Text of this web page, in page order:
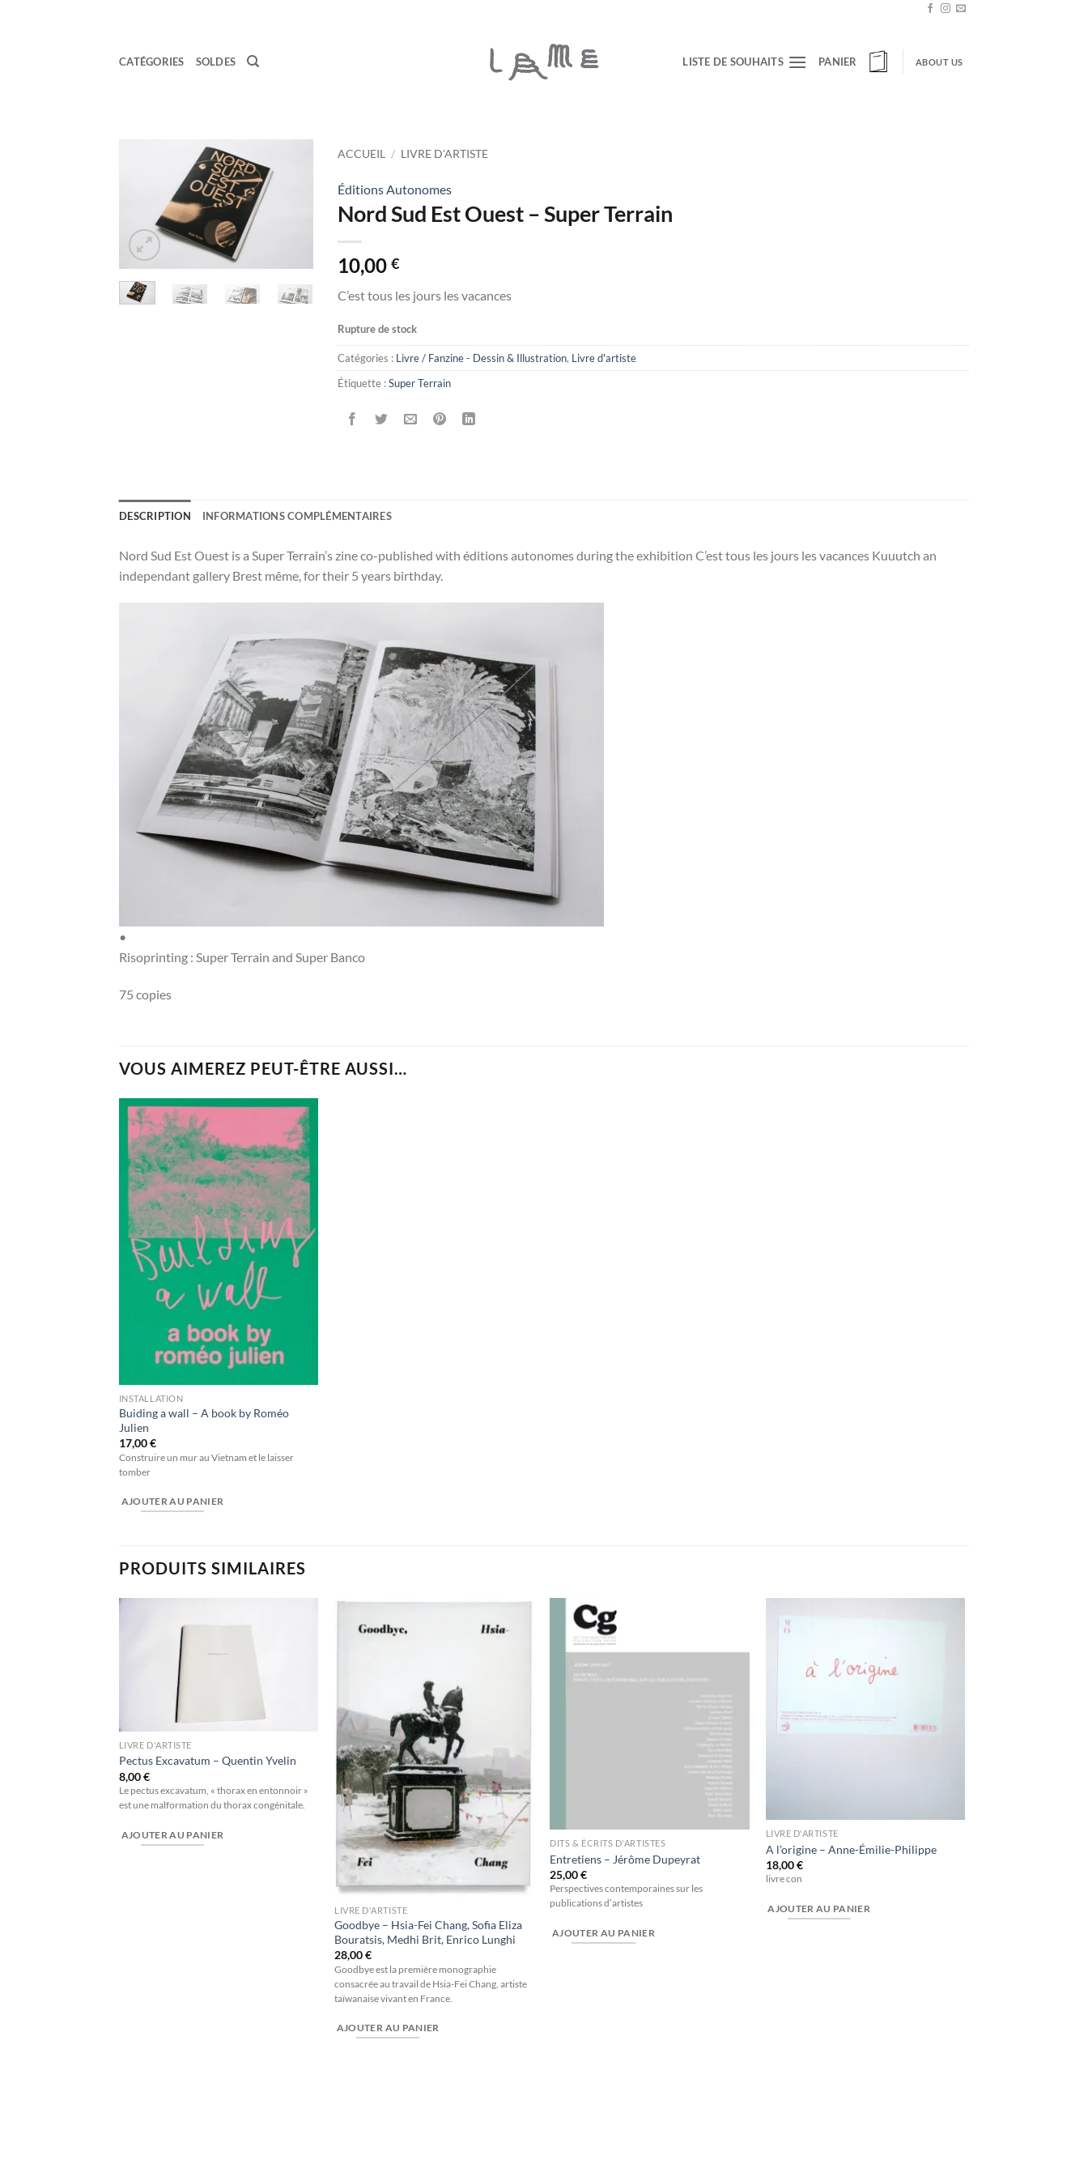
CATÉGORIES SOLDES LISTE DE SOUHAITS PANIER ABOUT US
Ajouter
ACCUEIL / LIVRE D'ARTISTE
Éditions Autonomes
Nord Sud Est Ouest – Super Terrain
10,00 €
C’est tous les jours les vacances
Rupture de stock
Catégories : Livre / Fanzine - Dessin & Illustration, Livre d'artiste
Étiquette :Super Terrain
DESCRIPTION INFORMATIONS COMPLÉMENTAIRES
Nord Sud Est Ouest is a Super Terrain’s zine co-published with éditions autonomes during the exhibition C’est tous les jours les vacances Kuuutch an
independant gallery Brest même, for their 5 years birthday.
•
Risoprinting : Super Terrain and Super Banco
75 copies
VOUS AIMEREZ PEUT-ÊTRE AUSSI…
Ajouter
à la
wishlist
INSTALLATION
Buiding a wall – A book by Roméo
Julien
17,00€
Construire un mur au Vietnam et le laisser
tomber
AJOUTER AU PANIER
PRODUITS SIMILAIRES
LIVRE D'ARTISTE
Pectus Excavatum – Quentin Yvelin
8,00€
Le pectus excavatum, « thorax en entonnoir »
est une malformation du thorax congénitale.
AJOUTER AU PANIER
LIVRE D'ARTISTE
Goodbye – Hsia-Fei Chang, Sofia Eliza
Bouratsis, Medhi Brit, Enrico Lunghi
28,00€
Goodbye est la première monographie
consacrée au travail de Hsia-Fei Chang, artiste
taïwanaise vivant en France.
AJOUTER AU PANIER
à la
DITS & ÉCRITS D'ARTISTES
Entretiens – Jérôme Dupeyrat
25,00€
Perspectives contemporaines sur les
publications d’artistes
AJOUTER AU PANIER
LIVRE D'ARTISTE
A l’origine – Anne-Émilie-Philippe
18,00€
livre con
AJOUTER AU PANIER